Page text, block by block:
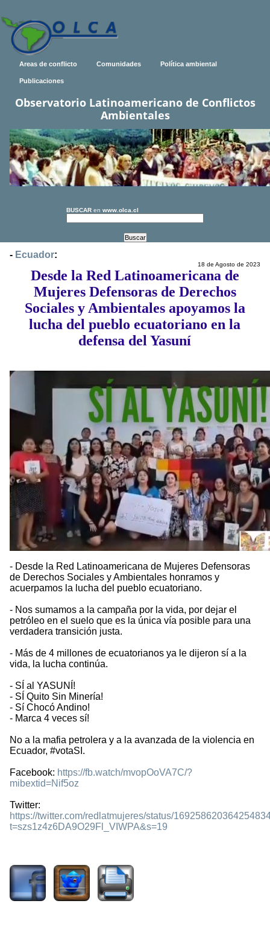
Areas de conflicto Comunidades Política ambiental
Publicaciones
Observatorio Latinoamericano de Conflictos
Ambientales
BUSCAR en www.olca.cl
- Ecuador:
18 de Agosto de 2023
Desde la Red Latinoamericana de
Mujeres Defensoras de Derechos
Sociales y Ambientales apoyamos la
lucha del pueblo ecuatoriano en la
defensa del Yasuní
- Desde la Red Latinoamericana de Mujeres Defensoras
de Derechos Sociales y Ambientales honramos y
acuerpamos la lucha del pueblo ecuatoriano.
- Nos sumamos a la campaña por la vida, por dejar el
petróleo en el suelo que es la única vía posible para una
verdadera transición justa.
- Más de 4 millones de ecuatorianos ya le dijeron sí a la
vida, la lucha continúa.
- SÍ al YASUNÍ!
- SÍ Quito Sin Minería!
- Sí Chocó Andino!
- Marca 4 veces sí!
No a la mafia petrolera y a la avanzada de la violencia en
Ecuador, #votaSI.
Facebook: https://fb.watch/mvopOoVA7C/?
mibextid=Nif5oz
Twitter:
https://twitter.com/redlatmujeres/status/
t=szs1z4z6DA9O29Fl_VIWPA&s=19